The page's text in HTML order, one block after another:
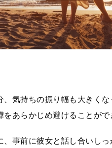
気持ちの振り幅も大きく
あらかじめ避けることがで
事前に彼女と話し合いし